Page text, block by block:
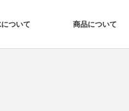
ついて 商品について